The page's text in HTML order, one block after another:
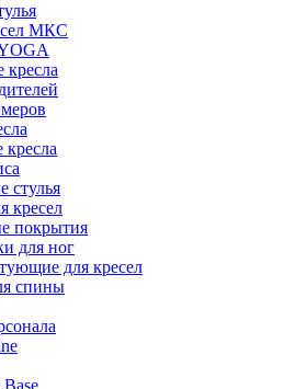
МКС
стулья
кресел
покрытия
для ног
для кресел
спины